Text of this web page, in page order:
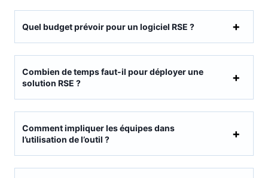
Quel budget prévoir pour un logiciel RSE ?
Combien de temps faut-il pour déployer une
solution RSE ?
Comment impliquer les équipes dans
l’utilisation de l’outil ?